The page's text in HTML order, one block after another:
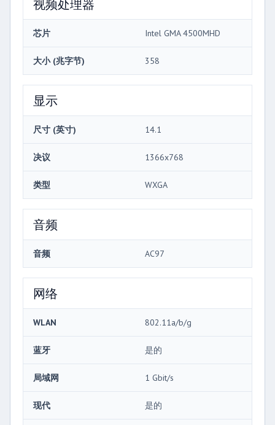
视频处理器
芯片 Intel GMA 4500MHD
大小 (兆字节) 358
显示
尺寸 (英寸) 14.1
决议 1366x768
类型 WXGA
音频
音频 AC97
网络
WLAN 802.11a/b/g
蓝牙 是的
局域网 1 Gbit/s
现代 是的